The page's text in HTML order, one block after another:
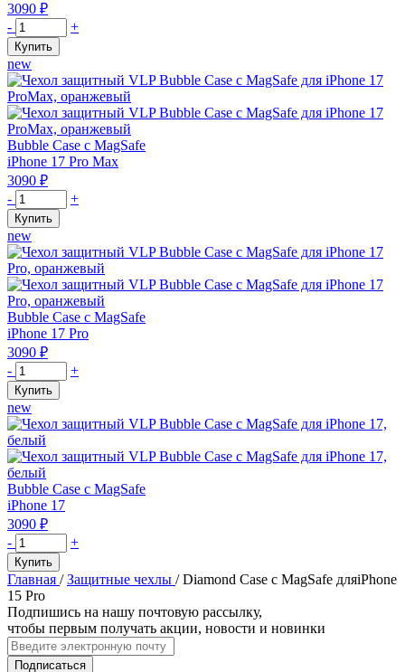
3090 ₽
Количество
товара
Чехол
защитный
VLP
Bubble
Case
с
MagSafe
для
iPhone
17
ProMax,
белый
- +
Купить
new
Bubble Case с MagSafe
iPhone 17 Pro Max
3090 ₽
Количество
товара
Чехол
защитный
VLP
Bubble
Case
с
MagSafe
для
iPhone
17
ProMax,
оранжевый
- +
Купить
new
Bubble Case с MagSafe
iPhone 17 Pro
3090 ₽
Количество
товара
Чехол
защитный
VLP
Bubble
Case
с
MagSafe
для
iPhone
17
Pro,
оранжевый
- +
Купить
new
Bubble Case с MagSafe
iPhone 17
3090 ₽
Количество
товара
Чехол
защитный
VLP
Bubble
Case
с
- +
Купить
Главная / Защитные чехлы / Diamond Case с MagSafe дляiPhone
15 Pro
Подпишись на нашу почтовую рассылку,
чтобы первым получать акции, новости и новинки
Подписаться